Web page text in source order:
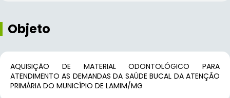
Objeto
AQUISIÇÃO DE MATERIAL ODONTOLÓGICO PARA
ATENDIMENTO AS DEMANDAS DA SAÚDE BUCAL DA ATENÇÃO
PRIMÁRIA DO MUNICÍPIO DE LAMIM/MG